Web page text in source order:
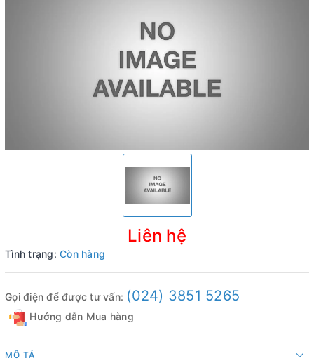
Liên hệ
Tình trạng: Còn hàng
Gọi điện để được tư vấn: (024) 3851 5265
Hướng dẫn Mua hàng
MÔ TẢ